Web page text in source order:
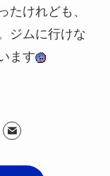
たけれども、
ジムに行けな
ます